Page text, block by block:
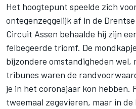
Het hoogtepunt speelde zich
ontegenzeggelijk af in de
Circuit Assen behaalde hij zijn
felbegeerde triomf. De
bijzondere omstandigheden wel,
tribunes waren de
je in het coronajaar kon hebben.
tweemaal zegevieren, maar in